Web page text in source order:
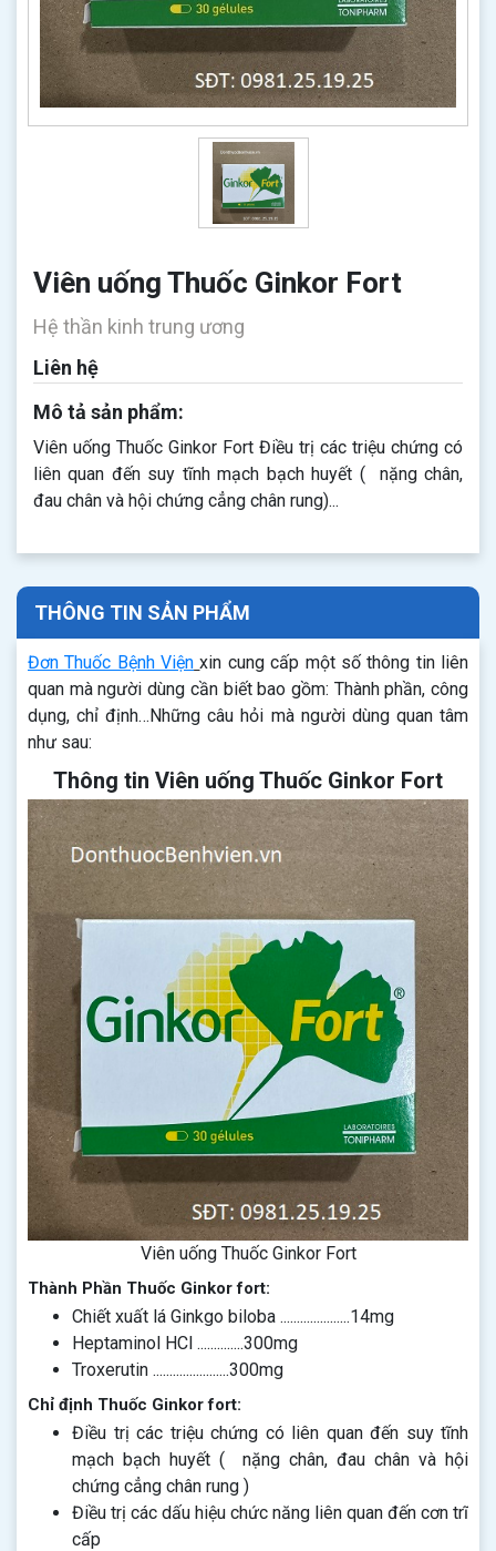
Viên uống Thuốc Ginkor Fort
Hệ thần kinh trung ương
Liên hệ
Mô tả sản phẩm:
Viên uống Thuốc Ginkor Fort Điều trị các triệu chứng có
liên quan đến suy tĩnh mạch bạch huyết ( nặng chân,
đau chân và hội chứng cẳng chân rung)...
THÔNG TIN SẢN PHẨM
Đơn Thuốc Bệnh Viện xin cung cấp một số thông tin liên
quan mà người dùng cần biết bao gồm: Thành phần, công
dụng, chỉ định…Những câu hỏi mà người dùng quan tâm
như sau:
Thông tin Viên uống Thuốc Ginkor Fort
Viên uống Thuốc Ginkor Fort
Thành Phần Thuốc Ginkor fort:
Chiết xuất lá Ginkgo biloba .....................14mg
Heptaminol HCl ..............300mg
Troxerutin .......................300mg
Chỉ định Thuốc Ginkor fort:
Điều trị các triệu chứng có liên quan đến suy tĩnh
mạch bạch huyết ( nặng chân, đau chân và hội
chứng cẳng chân rung )
Điều trị các dấu hiệu chức năng liên quan đến cơn trĩ
cấp